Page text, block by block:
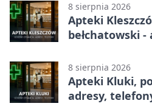
8 sierpnia 2026
Apteki
bełchatowski
8 sierpnia 2026
Apteki Kluki,
adresy,